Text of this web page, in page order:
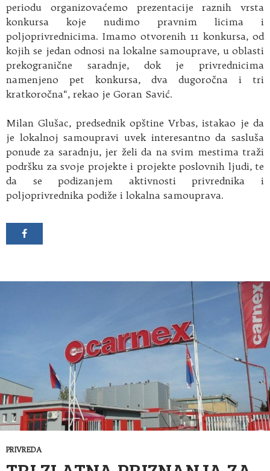
periodu organizovaćemo prezentacije raznih vrsta
konkursa koje nudimo pravnim licima i
poljoprivrednicima. Imamo otvorenih 11 konkursa, od
kojih se jedan odnosi na lokalne samouprave, u oblasti
prekogranične saradnje, dok je privrednicima
namenjeno pet konkursa, dva dugoročna i tri
kratkoročna“, rekao je Goran Savić.
Milan Glušac, predsednik opštine Vrbas, istakao je da
je lokalnoj samoupravi uvek interesantno da sasluša
ponude za saradnju, jer želi da na svim mestima traži
podršku za svoje projekte i projekte poslovnih ljudi, te
da se podizanjem aktivnosti privrednika i
poljoprivrednika podiže i lokalna samouprava.
PRIVREDA